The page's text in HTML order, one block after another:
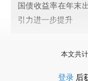
国债收益率在年末
引力进一步提升
本文共
登录 后